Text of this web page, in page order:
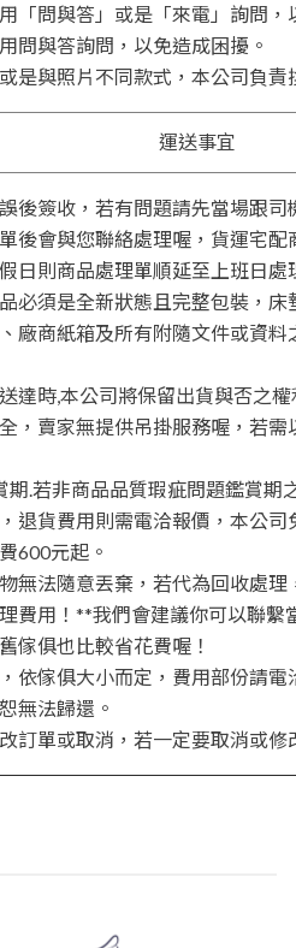
「問與答」或是「來電」詢問，
問與答詢問，以免造成困擾。
是與照片不同款式，本公司負
運送事宜
後簽收，若有問題請先當場跟
後會與您聯絡處理喔，貨運宅
日則商品處理單順延至上班日處
必須是全新狀態且完整包裝，
廠商紙箱及所有附隨文件或資
達時,本公司將保留出貨與否之權
，賣家無提供吊掛服務喔，若
期.若非商品品質瑕疵問題鑑賞期
退貨費用則需電洽報價，本公
600元起。
無法隨意丟棄，若代為回收處
費用！**我們會建議你可以聯
傢俱也比較省花費喔！
依傢俱大小而定，費用部份請電
無法歸還。
訂單或取消，若一定要取消或